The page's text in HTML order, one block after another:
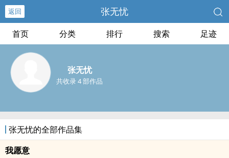
返回 张无忧
首页 分类 排行 搜索 足迹
张无忧
共收录 4 部作品
张无忧的全部作品集
我愿意